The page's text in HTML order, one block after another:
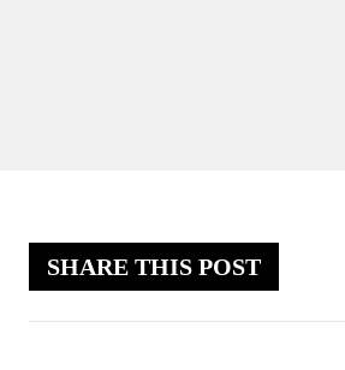
SHARE THIS POST